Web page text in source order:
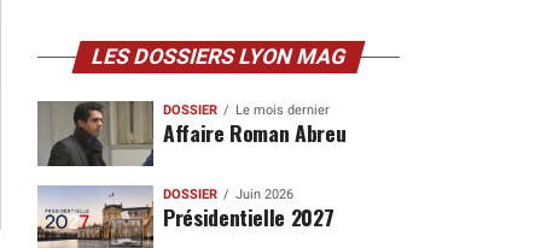
LES DOSSIERS LYON MAG
DOSSIER Le mois dernier
Affaire Roman Abreu
DOSSIER Juin 2026
Présidentielle 2027